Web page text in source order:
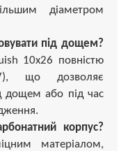
діаметром
під дощем?
10x26 повністю
що дозволяє
дощем або під час
корпус?
матеріалом,